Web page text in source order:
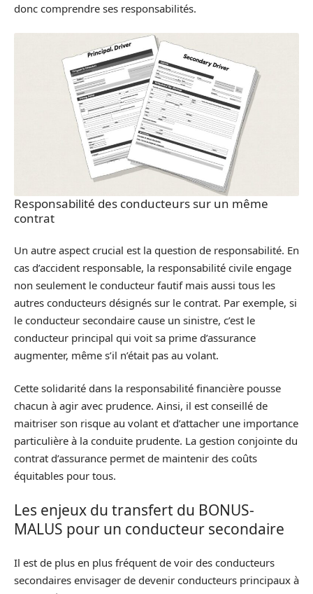
donc comprendre ses responsabilités.
Responsabilité des conducteurs sur un même
contrat
Un autre aspect crucial est la question de responsabilité. En
cas d’accident responsable, la responsabilité civile engage
non seulement le conducteur fautif mais aussi tous les
autres conducteurs désignés sur le contrat. Par exemple, si
le conducteur secondaire cause un sinistre, c’est le
conducteur principal qui voit sa prime d’assurance
augmenter, même s’il n’était pas au volant.
Cette solidarité dans la responsabilité financière pousse
chacun à agir avec prudence. Ainsi, il est conseillé de
maitriser son risque au volant et d’attacher une importance
particulière à la conduite prudente. La gestion conjointe du
contrat d’assurance permet de maintenir des coûts
équitables pour tous.
Les enjeux du transfert du BONUS-
MALUS pour un conducteur secondaire
Il est de plus en plus fréquent de voir des conducteurs
secondaires envisager de devenir conducteurs principaux à